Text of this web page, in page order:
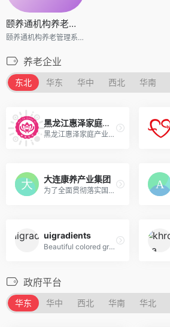
颐养通机构养老管理系统
颐养通机构养老管理系统
养老企业
东北 华东 华中 西北 华南
黑龙江惠泽家庭产业服务有限公司
黑龙江惠泽家庭产业服务有限公司是国内领先的健康养老、健康照护、数据评估的服务商及供应商。国家级健康照护企业,服务对象包括医养结合、病患护理、母婴护理、机构养老、政府项目等。
大连康养产业集团
为了全面贯彻落实国家积极应对人口老龄化战略破解群众在养老问题上的“急难愁盼”大连市康养产业集团有限公司应运而生
uigradients
Beautiful colored gradients
政府平台
华东 华中 西北 华南 华北